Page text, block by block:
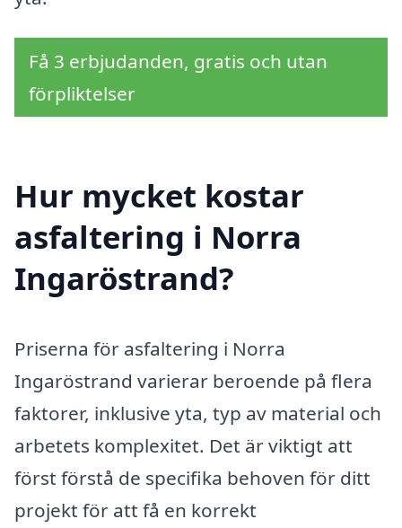
Få 3 erbjudanden, gratis och utan
förpliktelser
Hur mycket kostar
asfaltering i Norra
Ingaröstrand?
Priserna för asfaltering i Norra
Ingaröstrand varierar beroende på flera
faktorer, inklusive yta, typ av material och
arbetets komplexitet. Det är viktigt att
först förstå de specifika behoven för ditt
projekt för att få en korrekt